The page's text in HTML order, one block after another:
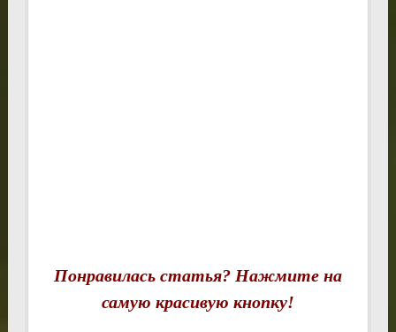
Понравилась статья? Нажмите на
самую красивую кнопку!